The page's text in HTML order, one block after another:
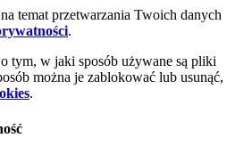
temat przetwarzania Twoich danych
.
tym, w jaki sposób używane są pliki
można je zablokować lub usunąć,
.